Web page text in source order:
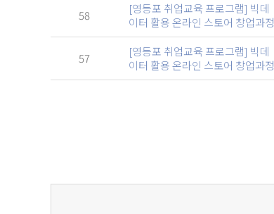
58
[영등포 취업교육 프로그램] 빅데
이터 활용 온라인 스토어 창업과정
57
[영등포 취업교육 프로그램] 빅데
이터 활용 온라인 스토어 창업과정